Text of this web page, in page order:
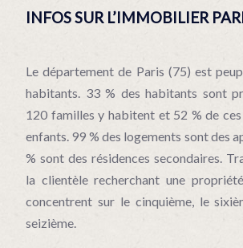
INFOS SUR L’IMMOBILIER
Le département de Paris (75) est
habitants. 33 % des habitants sont
120 familles y habitent et 52 % de
enfants. 99 % des logements sont des
% sont des résidences secondaires.
la clientèle recherchant une
concentrent sur le cinquième, le
seizième.